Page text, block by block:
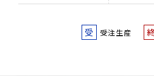
受 受注生産